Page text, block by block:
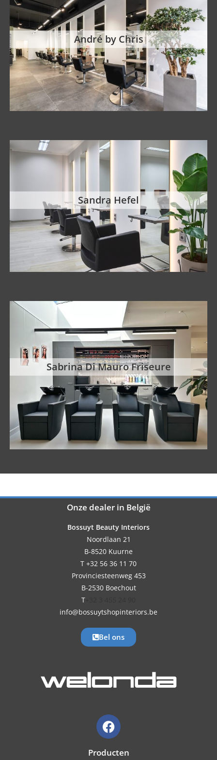
André by Chris
Sandra Hefel
Sabrina Di Mauro Friseure
Onze dealer in België
Bossuyt Beauty Interiors
Noordlaan 21
B-8520 Kuurne
T +32 56 36 11 70
Provinciesteenweg 453
B-2530 Boechout
T
info@bossuytshopinteriors.be
Bel ons
Producten